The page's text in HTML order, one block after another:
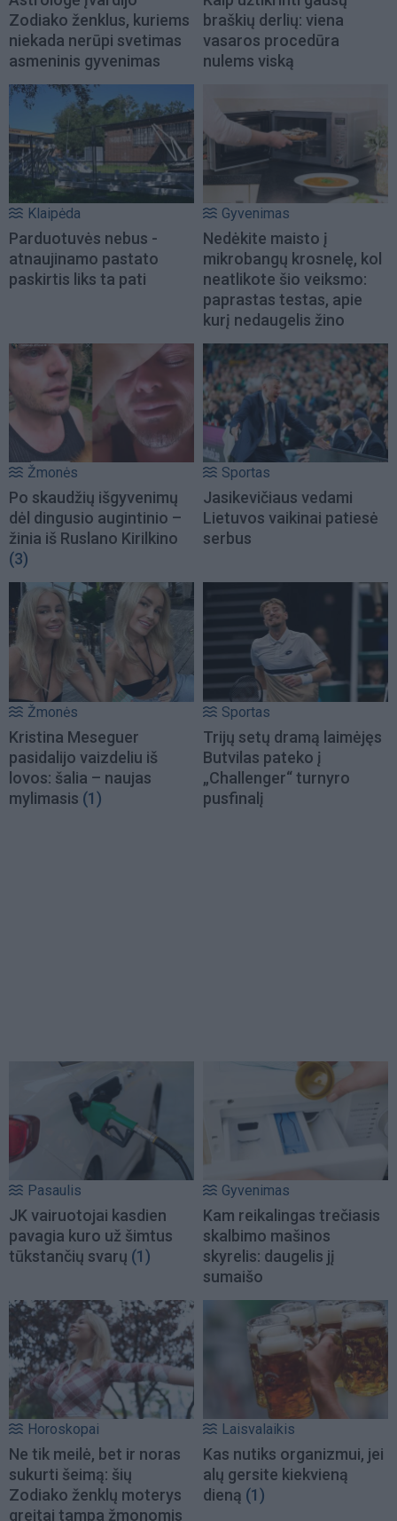
Zodiako ženklus, kuriems
niekada nerūpi svetimas
asmeninis gyvenimas
braškių derlių: viena
vasaros procedūra
nulems viską
Klaipėda
Parduotuvės nebus -
atnaujinamo pastato
paskirtis liks ta pati
Gyvenimas
Nedėkite maisto į
mikrobangų krosnelę, kol
neatlikote šio veiksmo:
paprastas testas, apie
kurį nedaugelis žino
Žmonės
Po skaudžių išgyvenimų
dėl dingusio augintinio –
žinia iš Ruslano Kirilkino
(3)
Sportas
Jasikevičiaus vedami
Lietuvos vaikinai patiesė
serbus
Žmonės
Kristina Meseguer
pasidalijo vaizdeliu iš
lovos: šalia – naujas
mylimasis (1)
Sportas
Trijų setų dramą laimėjęs
Butvilas pateko į
„Challenger“ turnyro
pusfinalį
Pasaulis
JK vairuotojai kasdien
pavagia kuro už šimtus
tūkstančių svarų (1)
Gyvenimas
Kam reikalingas trečiasis
skalbimo mašinos
skyrelis: daugelis jį
sumaišo
Horoskopai
Ne tik meilė, bet ir noras
sukurti šeimą: šių
Zodiako ženklų moterys
greitai tampa žmonomis
Laisvalaikis
Kas nutiks organizmui, jei
alų gersite kiekvieną
dieną (1)